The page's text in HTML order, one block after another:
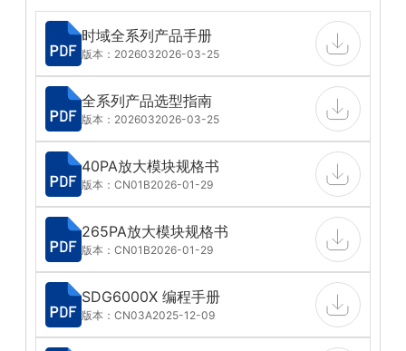
时域全系列产品手册
版本：2026032026-03-25
全系列产品选型指南
版本：2026032026-03-25
40PA放大模块规格书
版本：CN01B2026-01-29
265PA放大模块规格书
版本：CN01B2026-01-29
SDG6000X 编程手册
版本：CN03A2025-12-09